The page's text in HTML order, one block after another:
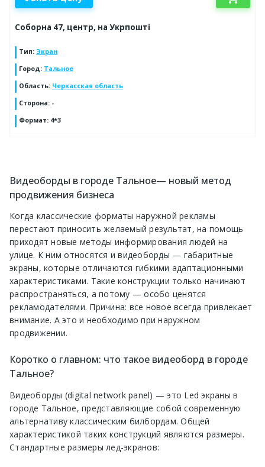
Соборна 47, центр, на Укрпошті
Тип: Экран
Город: Тальное
Область: Черкасская область
Сторона: -
Формат: 4*3
Видеоборды в городе Тальное— новый метод
продвижения бизнеса
Когда классические форматы наружной рекламы
перестают приносить желаемый результат, на помощь
приходят новые методы информирования людей на
улице. К ним относятся и видеоборды — габаритные
экраны, которые отличаются гибкими адаптационными
характеристиками. Такие конструкции только начинают
распространяться, а потому — особо ценятся
рекламодателями. Причина: все новое всегда привлекает
внимание. А это и необходимо при наружном
продвижении.
Коротко о главном: что такое видеоборд в городе
Тальное?
Видеоборды (digital network panel) — это Led экраны в
городе Тальное, представляющие собой современную
альтернативу классическим билбордам. Общей
характеристикой таких конструкций являются размеры.
Стандартные размеры лед-экранов: